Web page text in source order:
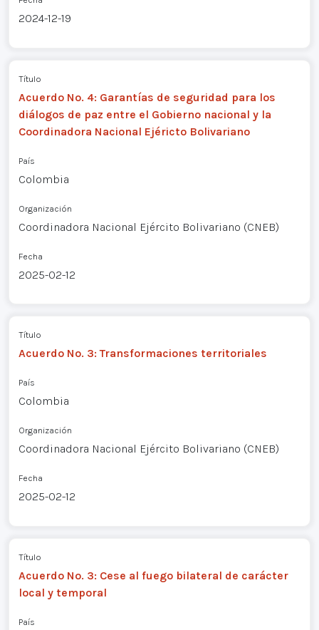
2024-12-19
Título
Acuerdo No. 4: Garantías de seguridad para los
diálogos de paz entre el Gobierno nacional y la
Coordinadora Nacional Ejéricto Bolivariano
País
Colombia
Organización
Coordinadora Nacional Ejército Bolivariano (CNEB)
Fecha
2025-02-12
Título
Acuerdo No. 3: Transformaciones territoriales
País
Colombia
Organización
Coordinadora Nacional Ejército Bolivariano (CNEB)
Fecha
2025-02-12
Título
Acuerdo No. 3: Cese al fuego bilateral de carácter
local y temporal
País